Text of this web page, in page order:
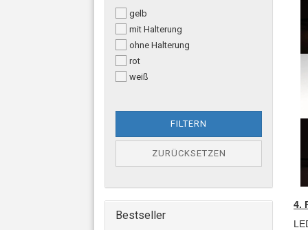
4.
gelb
mit Halterung
ohne Halterung
rot
weiß
FILTERN
ZURÜCKSETZEN
Bestseller